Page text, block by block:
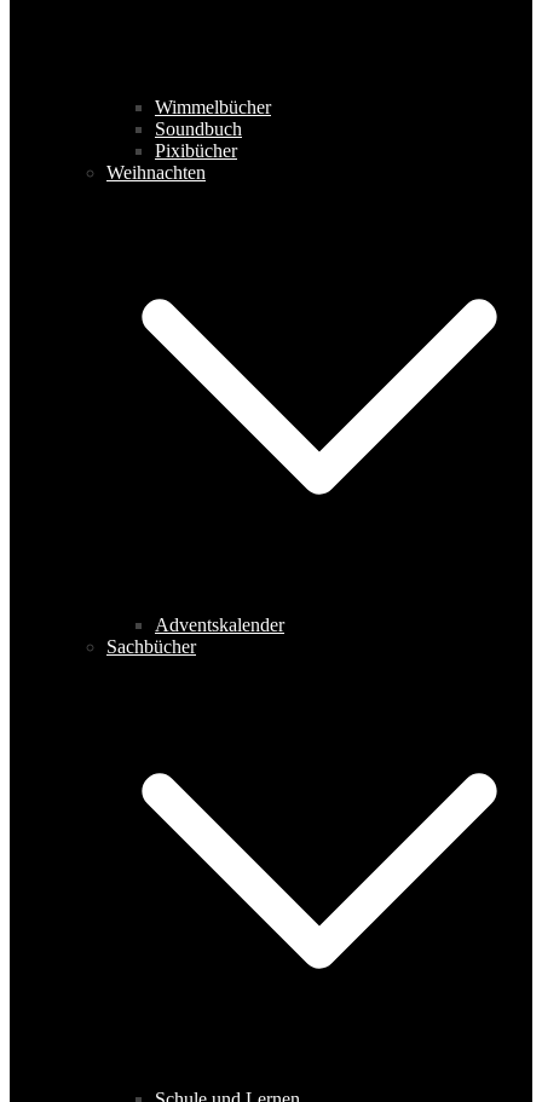
Wimmelbücher
Soundbuch
Pixibücher
Weihnachten
Adventskalender
Sachbücher